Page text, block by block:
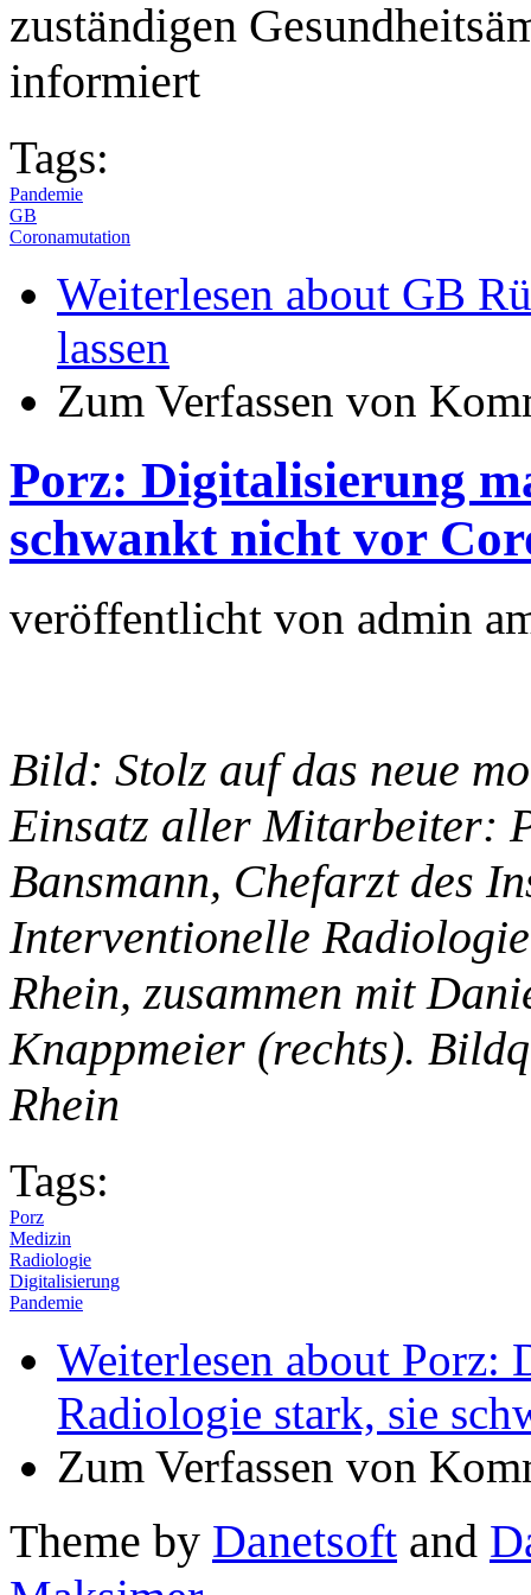
zuständigen
informiert
Tags:
Pandemie
GB
Coronamutation
Weiterlesen about GB
lassen
Zum Verfassen von
Porz: Digitalisierung
schwankt nicht vor
veröffentlicht von admin
Bild: Stolz auf das neue
Einsatz aller Mitarbeiter:
Bansmann, Chefarzt des
Interventionelle
Rhein, zusammen mit
Knappmeier (rechts).
Rhein
Tags:
Porz
Medizin
Radiologie
Digitalisierung
Pandemie
Weiterlesen about Porz:
Radiologie stark, sie
Zum Verfassen von
Theme by Danetsoft and